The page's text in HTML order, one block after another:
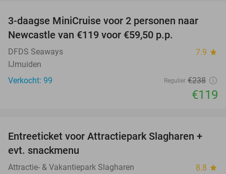
50%
3-daagse MiniCruise voor 2 personen naar
Newcastle van €119 voor €59,50 p.p.
DFDS Seaways 7.9 star
IJmuiden
Verkocht: 99
Regulier €238
€119
41%
Entreeticket voor Attractiepark Slagharen +
evt. snackmenu
Attractie- & Vakantiepark Slagharen 8.8 star